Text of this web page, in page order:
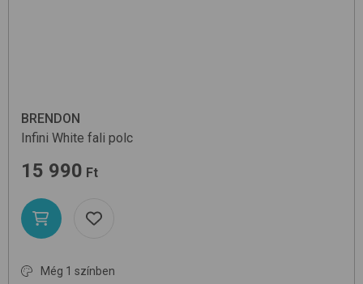
BRENDON
Infini White fali polc
15 990 Ft
Még 1 színben